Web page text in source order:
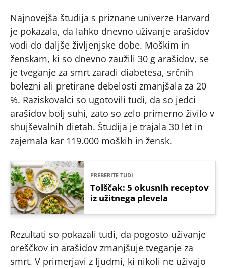
Najnovejša študija s priznane univerze Harvard
je pokazala, da lahko dnevno uživanje arašidov
vodi do daljše življenjske dobe. Moškim in
ženskam, ki so dnevno zaužili 30 g arašidov, se
je tveganje za smrt zaradi diabetesa, srčnih
bolezni ali pretirane debelosti zmanjšala za 20
%. Raziskovalci so ugotovili tudi, da so jedci
arašidov bolj suhi, zato so zelo primerno živilo v
shujševalnih dietah. Študija je trajala 30 let in
zajemala kar 119.000 moških in žensk.
PREBERITE TUDI
Tolščak: 5 okusnih receptov
iz užitnega plevela
Rezultati so pokazali tudi, da pogosto uživanje
oreščkov in arašidov zmanjšuje tveganje za
smrt. V primerjavi z ljudmi, ki nikoli ne uživajo